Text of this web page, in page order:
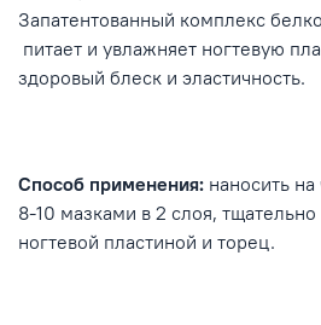
Запатентованный комплекс
питает и увлажняет ногтевую
здоровый блеск и эластичность.
Способ применения: наносить
8-10 мазками в 2 слоя,
ногтевой пластиной и торец.